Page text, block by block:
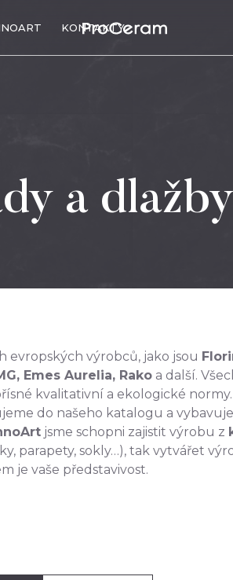
KONTAKTY
a dlažby
evropských výrobců, jako jsou
Emes Aurelia, Rakoa další.
kvalitativní a ekologické
do našeho katalogu a
jsme schopni zajistit výrobu z
parapety, sokly…), tak vytvářet
je vaše představivost.